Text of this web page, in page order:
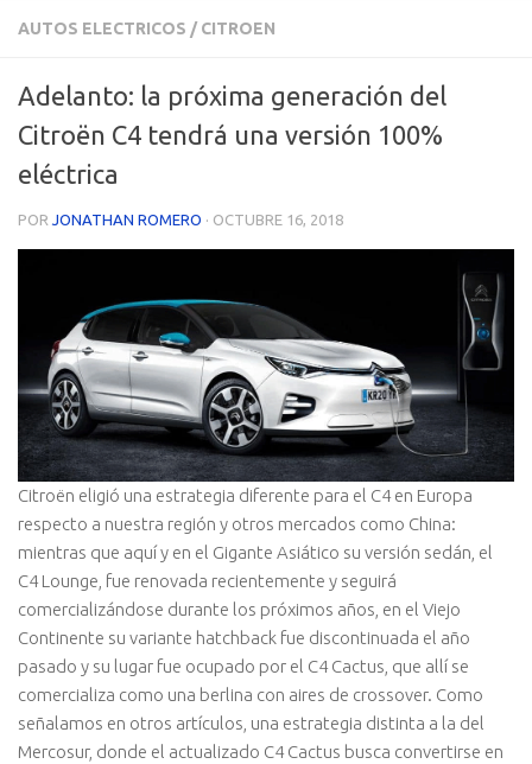
AUTOS ELECTRICOS / CITROEN
Adelanto: la próxima generación del
Citroën C4 tendrá una versión 100%
eléctrica
POR JONATHAN ROMERO · OCTUBRE 16, 2018
Citroën eligió una estrategia diferente para el C4 en Europa
respecto a nuestra región y otros mercados como China:
mientras que aquí y en el Gigante Asiático su versión sedán, el
C4 Lounge, fue renovada recientemente y seguirá
comercializándose durante los próximos años, en el Viejo
Continente su variante hatchback fue discontinuada el año
pasado y su lugar fue ocupado por el C4 Cactus, que allí se
comercializa como una berlina con aires de crossover. Como
señalamos en otros artículos, una estrategia distinta a la del
Mercosur, donde el actualizado C4 Cactus busca convertirse en